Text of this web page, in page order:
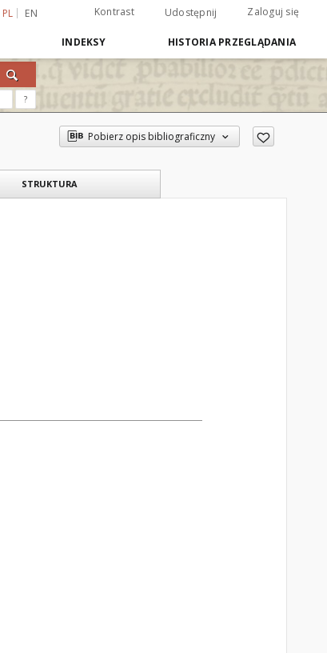
PL EN Kontrast Udostępnij Zaloguj się
INDEKSY HISTORIA PRZEGLĄDANIA
?
Pobierz opis bibliograficzny
STRUKTURA